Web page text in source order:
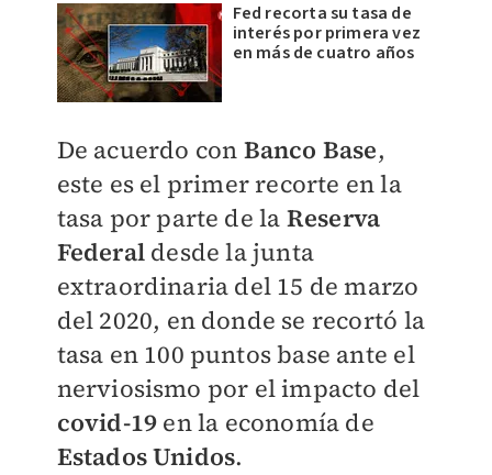
Fed recorta su tasa de
interés por primera vez
en más de cuatro años
De acuerdo con Banco Base,
este es el primer recorte en la
tasa por parte de la Reserva
Federaldesde la junta
extraordinaria del 15 de marzo
del 2020, en donde se recortó la
tasa en 100 puntos base ante el
nerviosismo por el impacto del
covid-19 en la economía de
Estados Unidos.